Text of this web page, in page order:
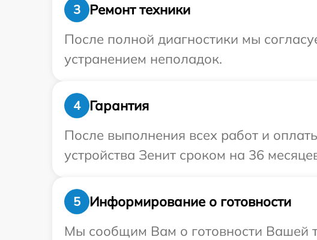
3
Ремонт техники
После полной диагностики мы
устранением неполадок.
4
Гарантия
После выполнения всех работ и
устройства Зенит сроком на 36
5
Информирование о готовности
Мы сообщим Вам о готовности Вашей